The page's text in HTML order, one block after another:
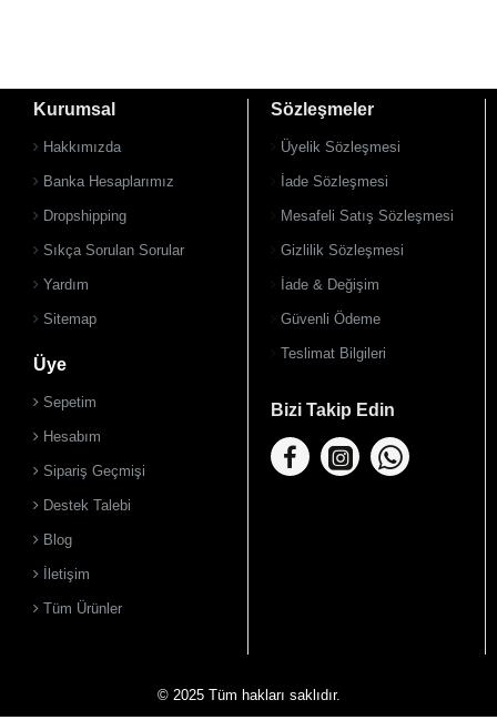
Kurumsal
Hakkımızda
Banka Hesaplarımız
Dropshipping
Sıkça Sorulan Sorular
Yardım
Sitemap
Üye
Sepetim
Hesabım
Sipariş Geçmişi
Destek Talebi
Blog
İletişim
Tüm Ürünler
Sözleşmeler
Üyelik Sözleşmesi
İade Sözleşmesi
Mesafeli Satış Sözleşmesi
Gizlilik Sözleşmesi
İade & Değişim
Güvenli Ödeme
Teslimat Bilgileri
Bizi Takip Edin
© 2025 Tüm hakları saklıdır.